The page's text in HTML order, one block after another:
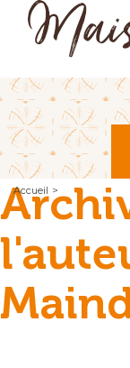
Accueil >